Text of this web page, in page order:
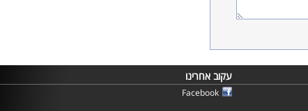
עקוב אחרינו
Facebook